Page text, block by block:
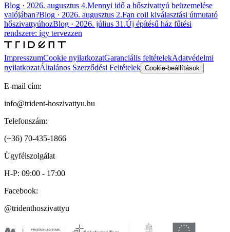
Blog · 2026. augusztus 4.Mennyi idő a hőszivattyú beüzemelése
valójában?Blog · 2026. augusztus 2.Fan coil kiválasztási útmutató
hőszivattyúhozBlog · 2026. július 31.Új építésű ház fűtési
rendszere: így tervezzen
ImpresszumCookie nyilatkozatGaranciális feltételekAdatvédelmi
nyilatkozatÁltalános Szerződési Feltételek Cookie-beállítások
E-mail cím:
info@trident-hoszivattyu.hu
Telefonszám:
(+36) 70-435-1866
Ügyfélszolgálat
H-P: 09:00 - 17:00
Facebook:
@tridenthoszivattyu